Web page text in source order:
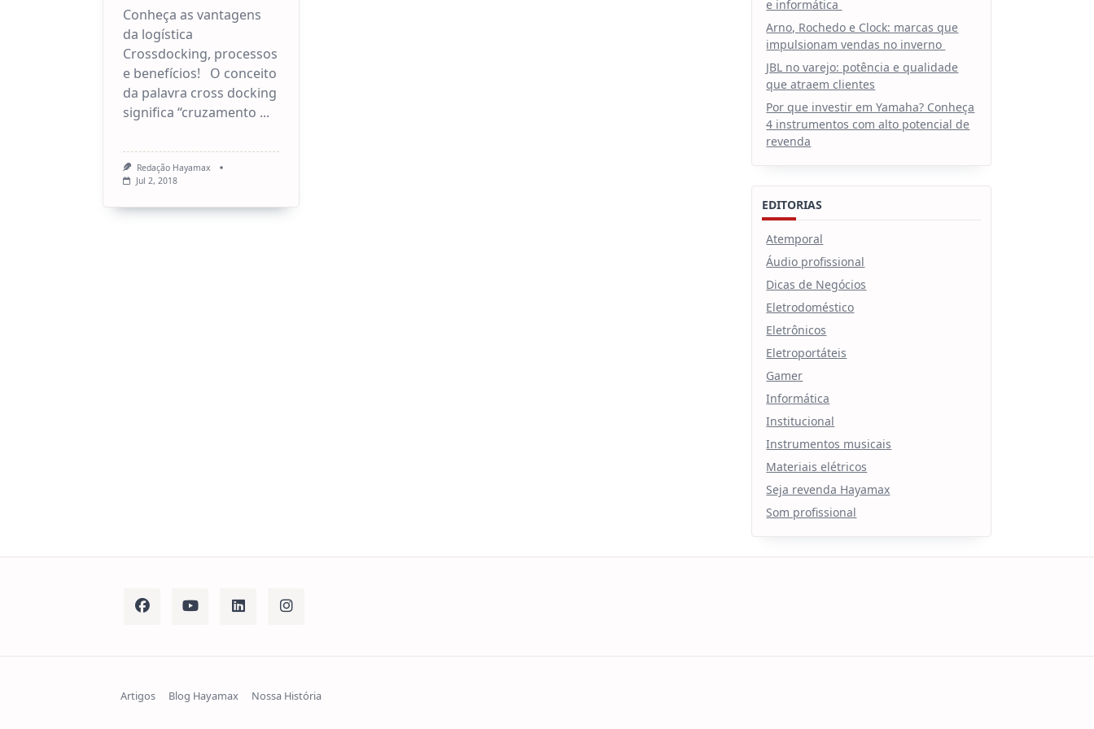
Conheça as vantagens
da logística
Crossdocking, processos
e benefícios! O conceito
da palavra cross docking
significa “cruzamento ...
Redação Hayamax
Jul 2, 2018
e informática
Arno, Rochedo e Clock: marcas que
impulsionam vendas no inverno
JBL no varejo: potência e qualidade
que atraem clientes
Por que investir em Yamaha? Conheça
4 instrumentos com alto potencial de
revenda
EDITORIAS
Atemporal
Áudio profissional
Dicas de Negócios
Eletrodoméstico
Eletrônicos
Eletroportáteis
Gamer
Informática
Institucional
Instrumentos musicais
Materiais elétricos
Seja revenda Hayamax
Som profissional
Artigos Blog Hayamax Nossa História